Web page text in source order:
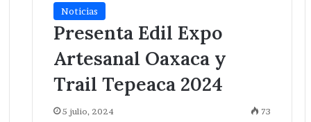
Noticias
Presenta Edil Expo
Artesanal Oaxaca y
Trail Tepeaca 2024
5 julio, 2024 73
acatzingo
de
Tepeaca
red
eléctrica
San
Hace 13 horas
Ampliará edil de Tepeaca red